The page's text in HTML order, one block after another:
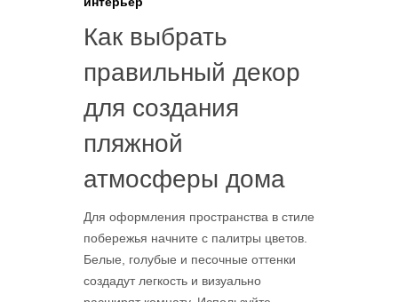
Как выбрать
правильный декор
для создания
пляжной
атмосферы дома
Для оформления пространства в стиле
побережья начните с палитры цветов.
Белые, голубые и песочные оттенки
создадут легкость и визуально